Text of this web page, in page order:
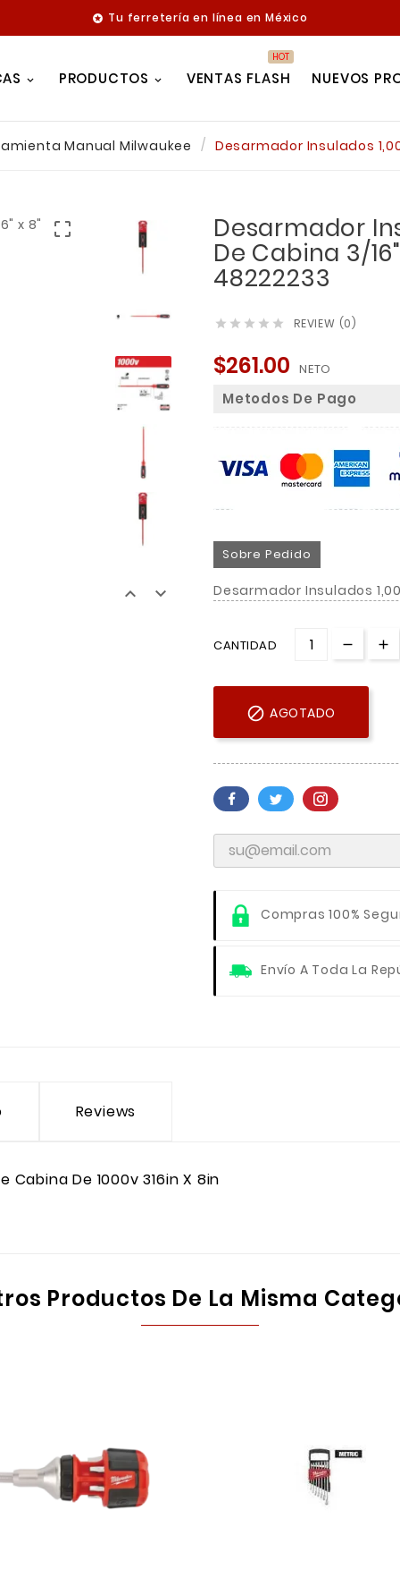
 Tu ferretería en línea en México
PRODUCTOS VENTAS FLASH
HOT
NUEVOS
Manual Milwaukee Desarmador Insulados

 
Desarmador
De Cabina 3/16"
48222233
     REVIEW (0)
$261.00 NETO
Metodos De Pago
Sobre Pedido
Desarmador Insulados
CANTIDAD
 AGOTADO
Compras 100%
Envío A Toda La
Reviews
Cabina De 1000v 316in X 8in
Productos De La Misma